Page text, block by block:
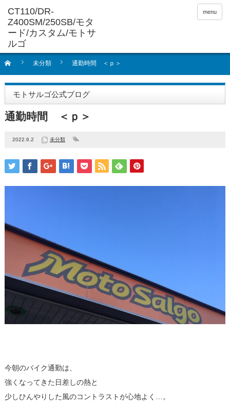
menu
未分類 通勤時間 ＜ｐ＞
モトサルゴ公式ブログ
通勤時間 ＜ｐ＞
2022.6.2 未分類
今朝のバイク通勤は、
強くなってきた日差しの熱と
少しひんやりした風のコントラストが心地よく…。